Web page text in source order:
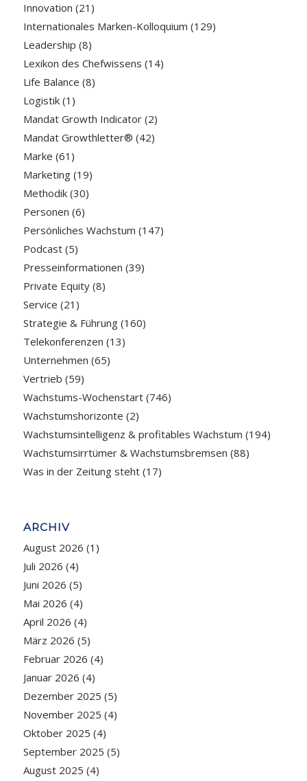
Innovation (21)
Internationales Marken-Kolloquium (129)
Leadership (8)
Lexikon des Chefwissens (14)
Life Balance (8)
Logistik(1)
Mandat Growth Indicator(2)
Mandat Growthletter® (42)
Marke (61)
Marketing(19)
Methodik(30)
Personen (6)
Persönliches Wachstum (147)
Podcast(5)
Presseinformationen (39)
Private Equity(8)
Service (21)
Strategie & Führung(160)
Telekonferenzen (13)
Unternehmen (65)
Vertrieb (59)
Wachstums-Wochenstart(746)
Wachstumshorizonte (2)
Wachstumsintelligenz & profitables Wachstum (194)
Wachstumsirrtümer & Wachstumsbremsen (88)
Was in der Zeitung steht(17)
ARCHIV
August 2026 (1)
Juli 2026 (4)
Juni 2026 (5)
Mai 2026 (4)
April 2026 (4)
März 2026 (5)
Februar 2026 (4)
Januar 2026 (4)
Dezember 2025 (5)
November 2025 (4)
Oktober 2025 (4)
September 2025 (5)
August 2025 (4)